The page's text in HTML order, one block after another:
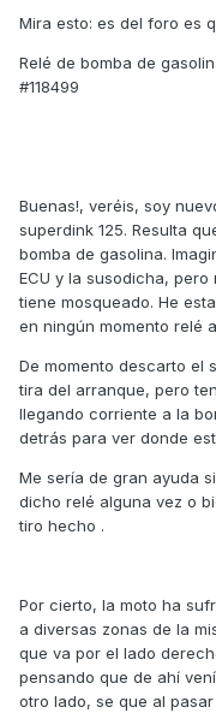
Mira esto: es del foro es
Relé de bomba de
#118499
Buenas!, veréis, soy
superdink 125. Resulta
bomba de gasolina.
ECU y la susodicha,
tiene mosqueado. He
en ningún momento relé
De momento descarto el
tira del arranque, pero
llegando corriente a la
detrás para ver donde
Me sería de gran ayuda
dicho relé alguna vez o
tiro hecho .
Por cierto, la moto ha
a diversas zonas de la
que va por el lado
pensando que de ahí
otro lado, se que al